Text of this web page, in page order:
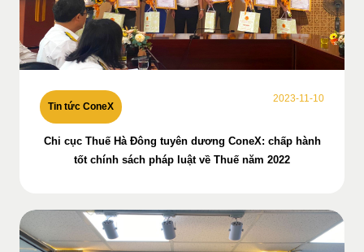
Tin tức ConeX
2023-11-10
Chi cục Thuế Hà Đông tuyên dương ConeX: chấp hành
tốt chính sách pháp luật về Thuế năm 2022